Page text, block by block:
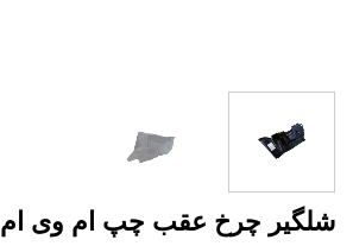
شلگیر چرخ عقب چپ ام وی ام 530